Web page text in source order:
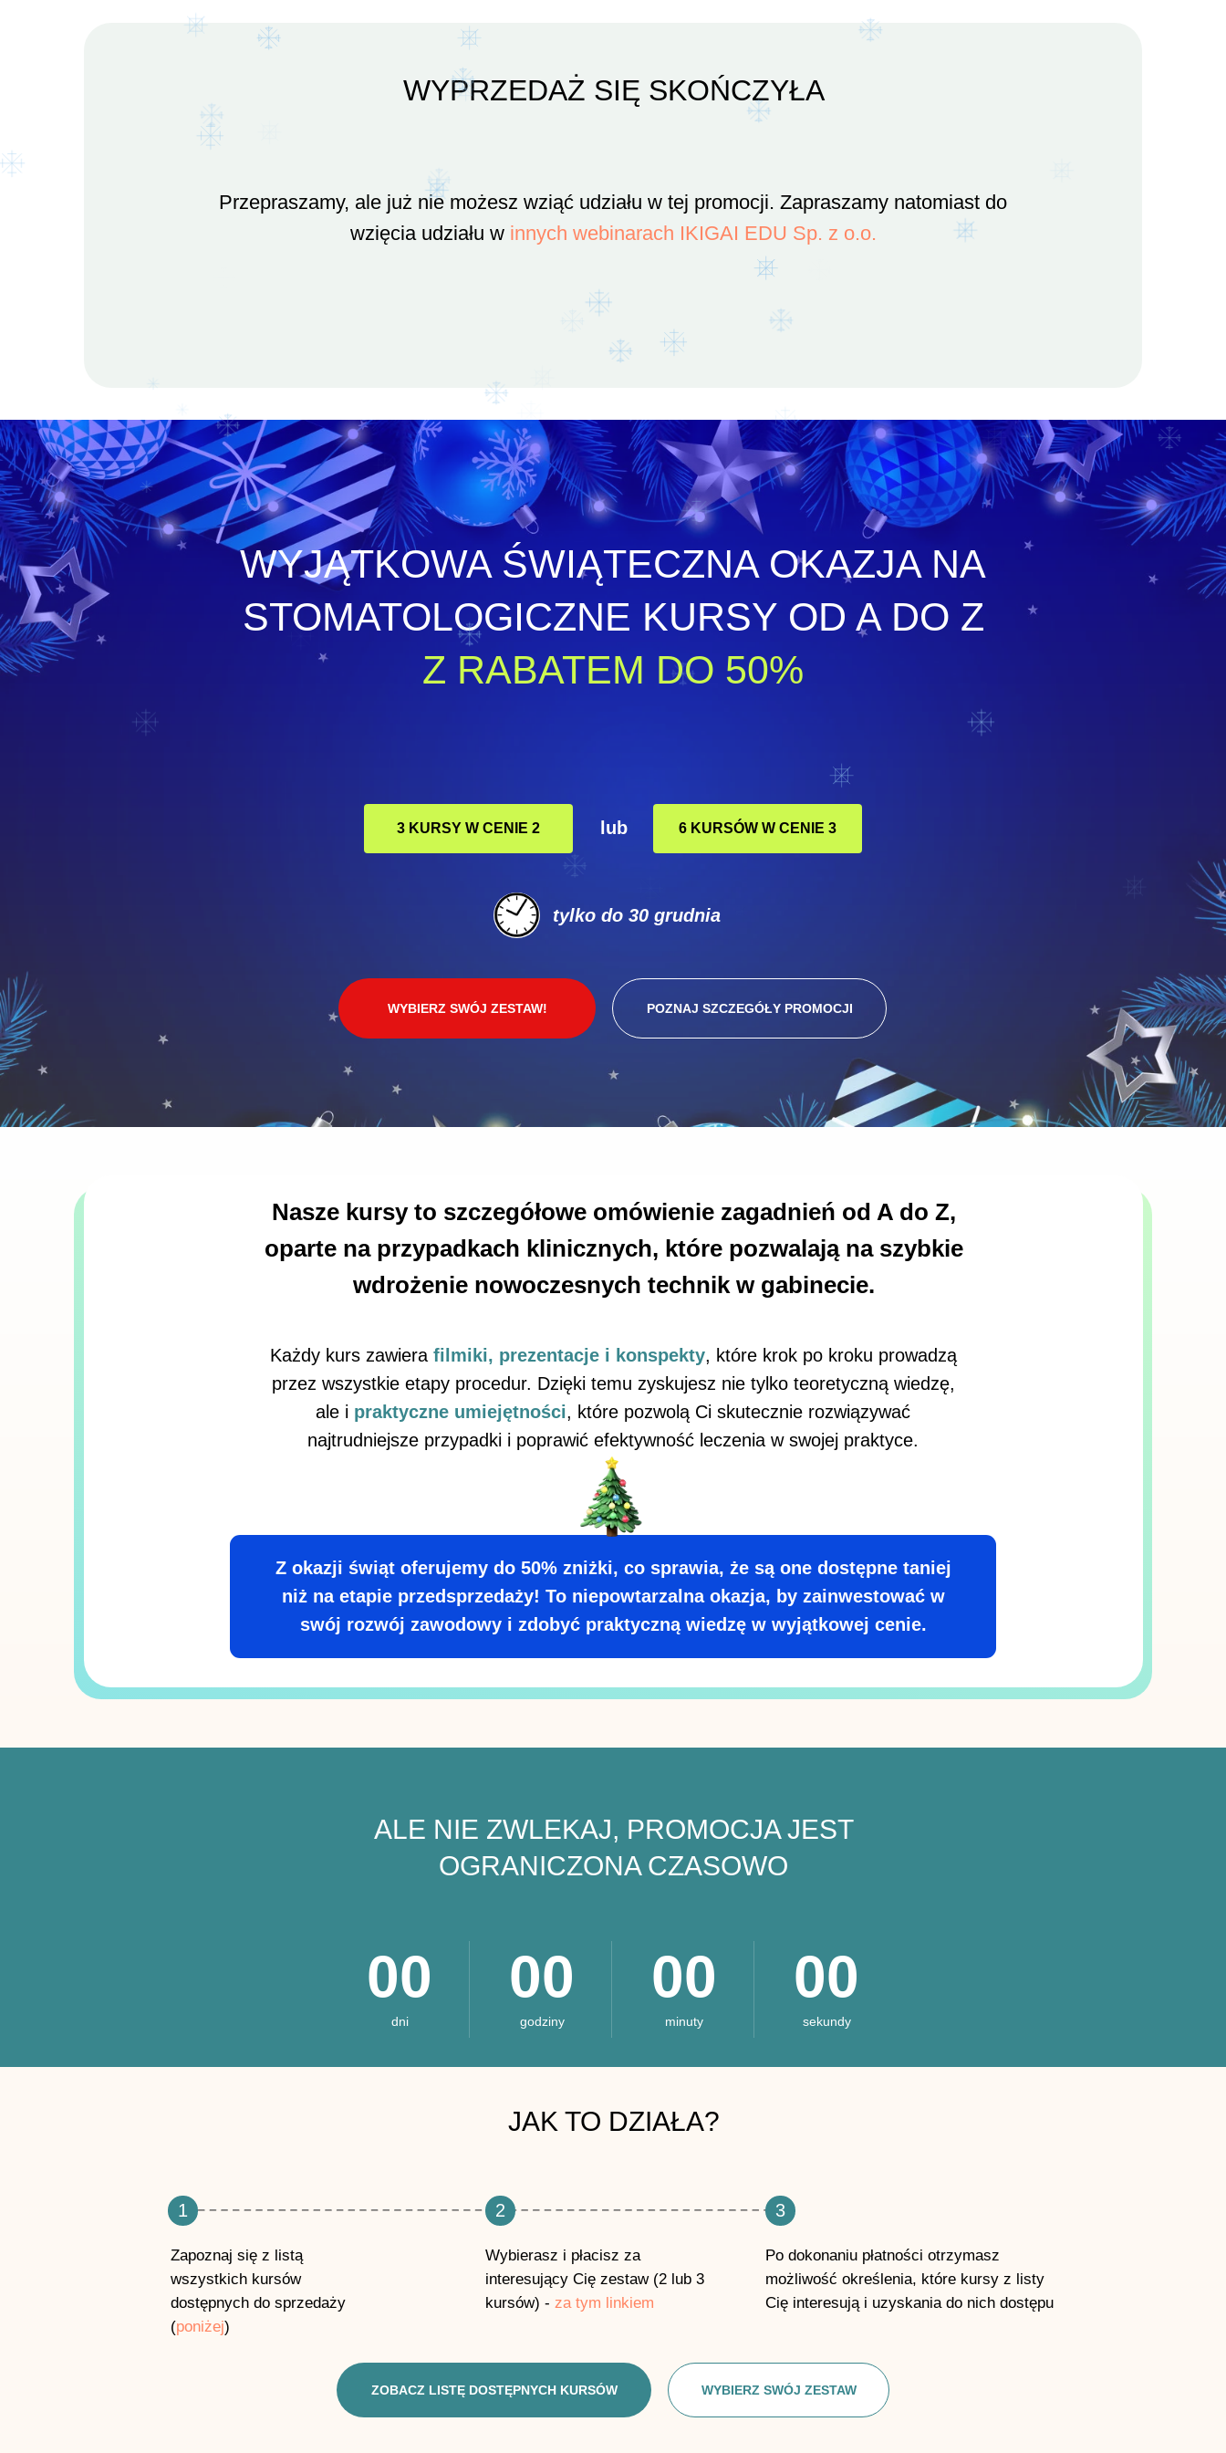
WYPRZEDAŻ SIĘ SKOŃCZYŁA
Przepraszamy, ale już nie możesz wziąć udziału w tej promocji. Zapraszamy natomiast do
wzięcia udziału w innych webinarach IKIGAI EDU Sp. z o.o.
WYJĄTKOWA ŚWIĄTECZNA OKAZJA NA
STOMATOLOGICZNE KURSY OD A DO Z
Z RABATEM DO 50%
WYBIERZ SWÓJ ZESTAW! POZNAJ SZCZEGÓŁY PROMOCJI
lub
tylko do 30 grudnia
3 KURSY W CENIE 2 6 KURSÓW W CENIE 3
Z okazji świąt oferujemy do 50% zniżki, co sprawia, że są one dostępne taniej
niż na etapie przedsprzedaży! To niepowtarzalna okazja, by zainwestować w
swój rozwój zawodowy i zdobyć praktyczną wiedzę w wyjątkowej cenie.
Każdy kurs zawiera filmiki, prezentacje i konspekty, które krok po kroku prowadzą
przez wszystkie etapy procedur. Dzięki temu zyskujesz nie tylko teoretyczną wiedzę,
ale i praktyczne umiejętności, które pozwolą Ci skutecznie rozwiązywać
najtrudniejsze przypadki i poprawić efektywność leczenia w swojej praktyce.
Nasze kursy to szczegółowe omówienie zagadnień od A do Z,
oparte na przypadkach klinicznych, które pozwalają na szybkie
wdrożenie nowoczesnych technik w gabinecie.
ALE NIE ZWLEKAJ, PROMOCJA JEST
OGRANICZONA CZASOWO
00
dni
00
godziny
00
minuty
00
sekundy
JAK TO DZIAŁA?
Zapoznaj się z listą
wszystkich kursów
dostępnych do sprzedaży
(poniżej)
Wybierasz i płacisz za
interesujący Cię zestaw (2 lub 3
kursów) - za tym linkiem
1 2
Po dokonaniu płatności otrzymasz
możliwość określenia, które kursy z listy
Cię interesują i uzyskania do nich dostępu
3
ZOBACZ LISTĘ DOSTĘPNYCH KURSÓW WYBIERZ SWÓJ ZESTAW